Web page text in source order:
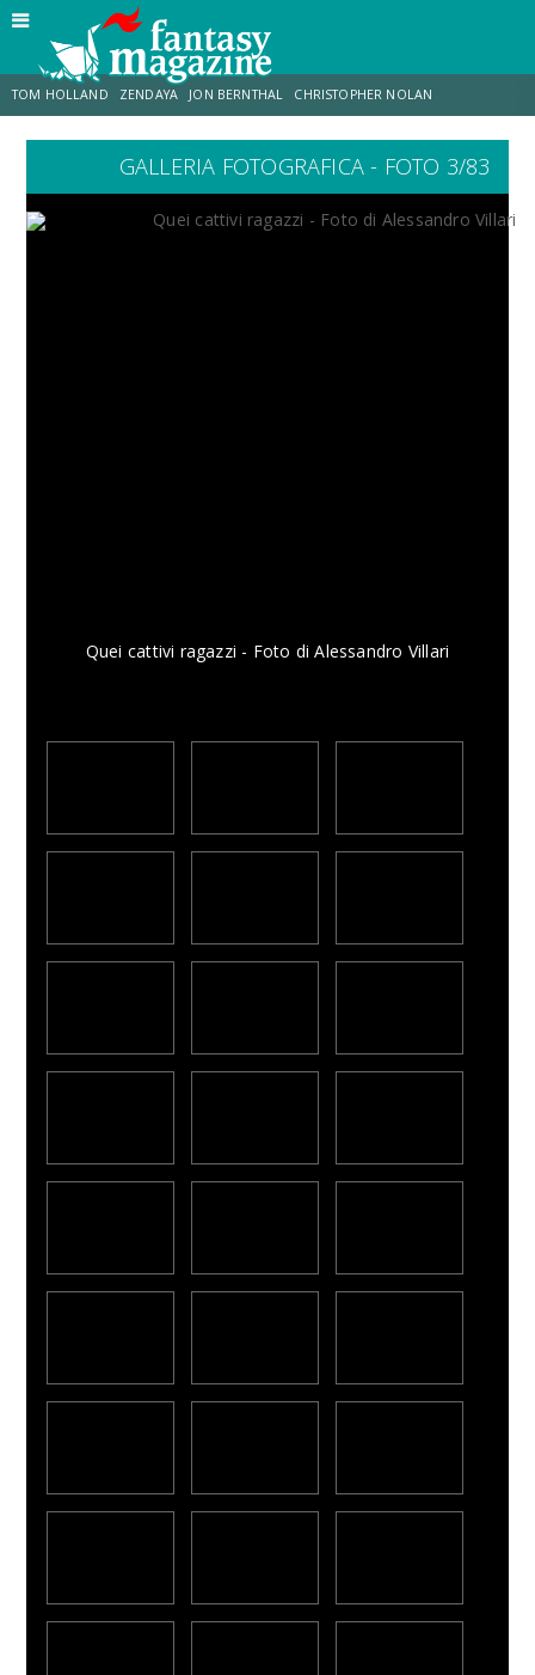
TOM HOLLAND ZENDAYA JON BERNTHAL CHRISTOPHER NOLAN
LUCCA COMICS & GAMES ODISSEA JACOB BATALON
GALLERIA FOTOGRAFICA - FOTO 3/83
Quei cattivi ragazzi - Foto di Alessandro Villari